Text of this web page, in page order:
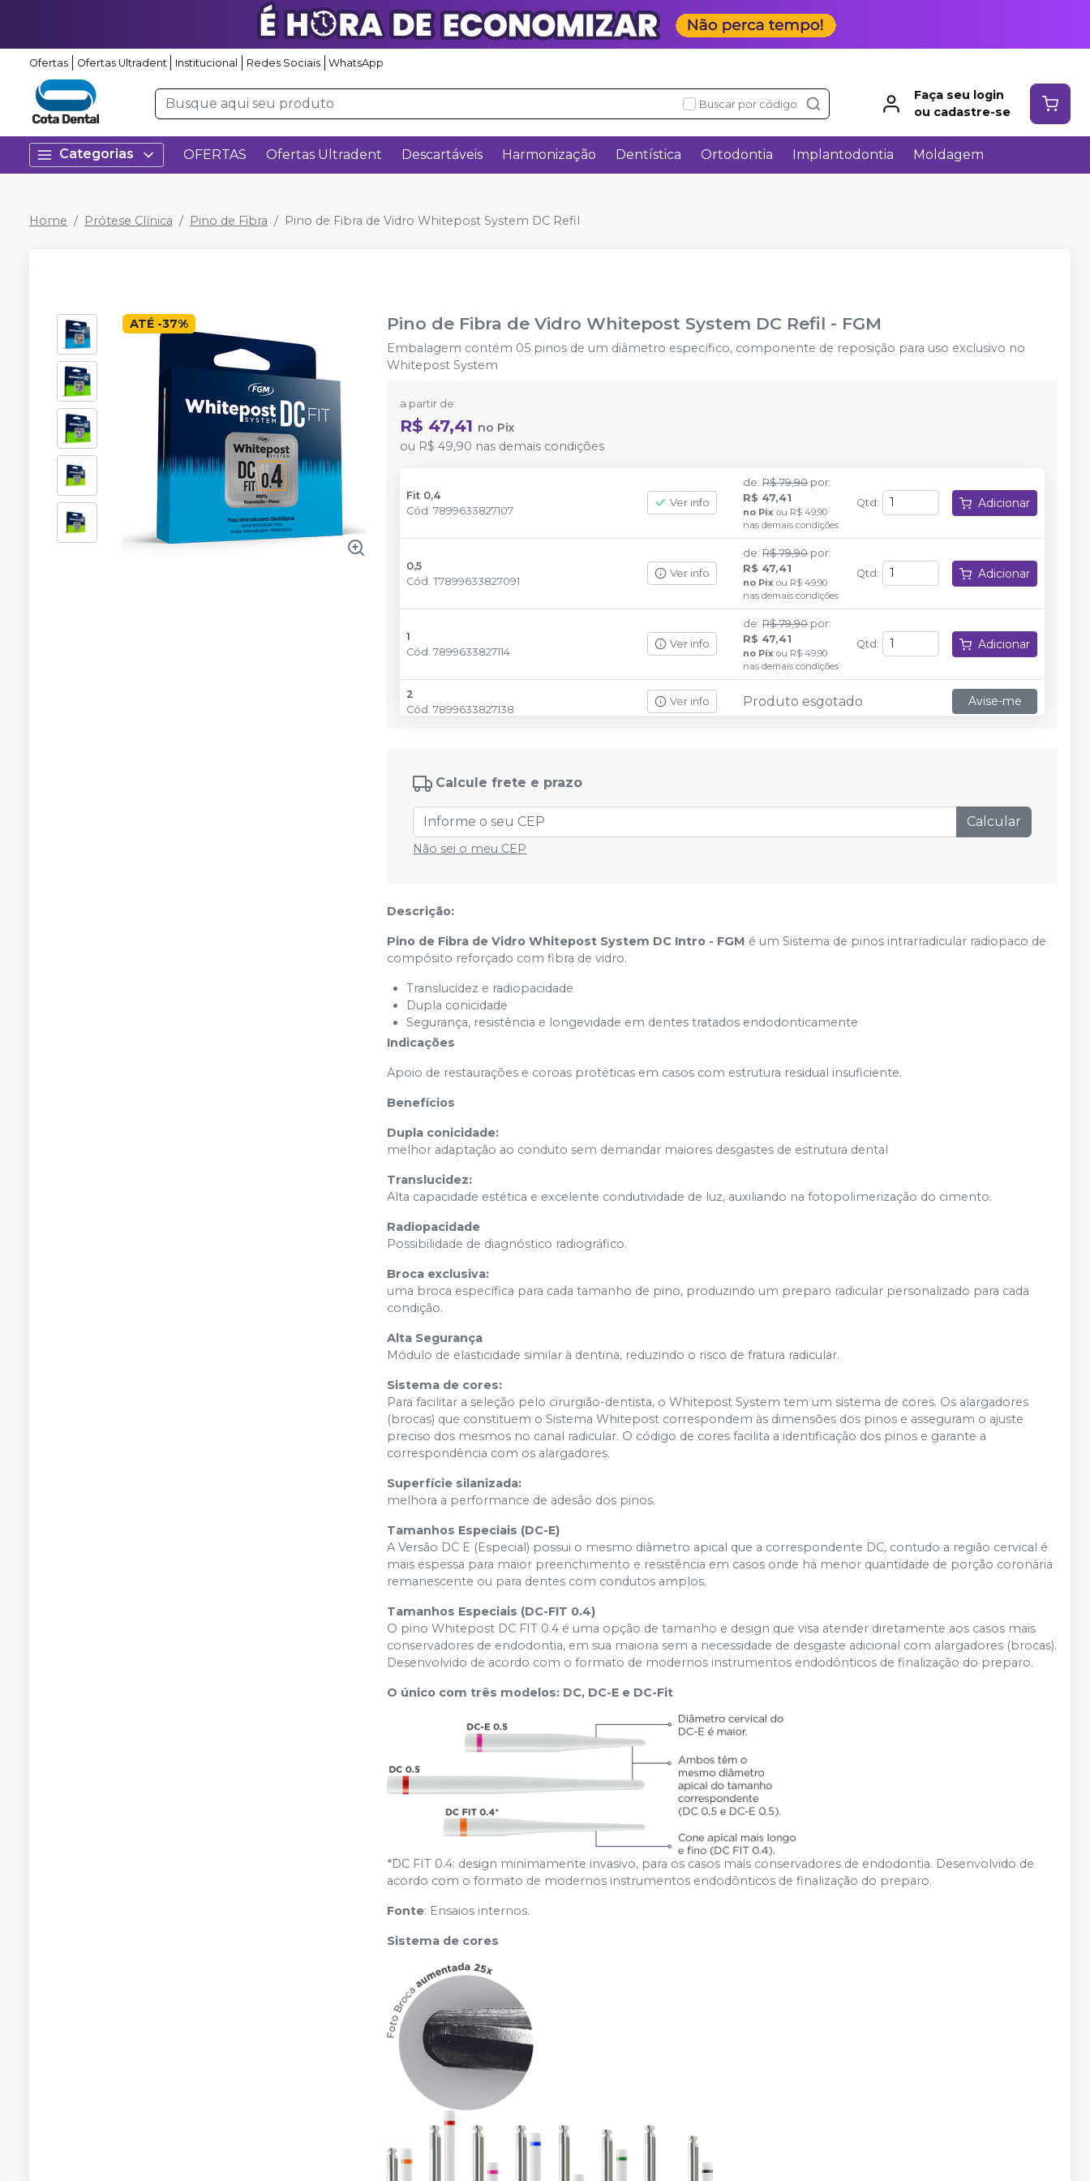
Ofertas Ofertas Ultradent Institucional Redes Sociais WhatsApp
Buscar por código
Faça seu login
ou cadastre-se
Categorias OFERTAS Ofertas Ultradent Descartáveis Harmonização Dentística Ortodontia Implantodontia Moldagem
Home Prótese Clínica Pino de Fibra Pino de Fibra de Vidro Whitepost System DC Refil
ATÉ -37% Pino de Fibra de Vidro Whitepost System DC Refil - FGM
Embalagem contém 05 pinos de um diâmetro específico, componente de reposição para uso exclusivo no
Whitepost System
a partir de:
R$ 47,41 no Pix
ou R$ 49,90 nas demais condições
Fit 0,4
Cód.7899633827107
Ver info
de: R$ 79,90 por:
R$ 47,41
no Pix ou R$ 49,90
nas demais condições
Qtd : Adicionar
0,5
Cód.T7899633827091
Ver info
de: R$ 79,90 por:
R$ 47,41
no Pix ou R$ 49,90
nas demais condições
Qtd : Adicionar
1
Cód.7899633827114
Ver info
de: R$ 79,90 por:
R$ 47,41
no Pix ou R$ 49,90
nas demais condições
Qtd : Adicionar
2
Cód.7899633827138
Ver info Produto esgotado Avise-me
Calcule frete e prazo
Calcular
Não sei o meu CEP
Descrição:
Pino de Fibra de Vidro Whitepost System DC Intro - FGM é um Sistema de pinos intrarradicular radiopaco de
compósito reforçado com fibra de vidro.
Translucidez e radiopacidade
Dupla conicidade
Segurança, resistência e longevidade em dentes tratados endodonticamente
Indicações
Apoio de restaurações e coroas protéticas em casos com estrutura residual insuficiente.
Benefícios
Dupla conicidade:
melhor adaptação ao conduto sem demandar maiores desgastes de estrutura dental
Translucidez:
Alta capacidade estética e excelente condutividade de luz, auxiliando na fotopolimerização do cimento.
Radiopacidade
Possibilidade de diagnóstico radiográfico.
Broca exclusiva:
uma broca específica para cada tamanho de pino, produzindo um preparo radicular personalizado para cada
condição.
Alta Segurança
Módulo de elasticidade similar à dentina, reduzindo o risco de fratura radicular.
Sistema de cores:
Para facilitar a seleção pelo cirurgião-dentista, o Whitepost System tem um sistema de cores. Os alargadores
(brocas) que constituem o Sistema Whitepost correspondem às dimensões dos pinos e asseguram o ajuste
preciso dos mesmos no canal radicular. O código de cores facilita a identificação dos pinos e garante a
correspondência com os alargadores.
Superfície silanizada:
melhora a performance de adesão dos pinos.
Tamanhos Especiais (DC-E)
A Versão DC E (Especial) possui o mesmo diâmetro apical que a correspondente DC, contudo a região cervical é
mais espessa para maior preenchimento e resistência em casos onde há menor quantidade de porção coronária
remanescente ou para dentes com condutos amplos.
Tamanhos Especiais (DC-FIT 0.4)
O pino Whitepost DC FIT 0.4 é uma opção de tamanho e design que visa atender diretamente aos casos mais
conservadores de endodontia, em sua maioria sem a necessidade de desgaste adicional com alargadores (brocas).
Desenvolvido de acordo com o formato de modernos instrumentos endodônticos de finalização do preparo.
O único com três modelos: DC, DC-E e DC-Fit
*DC FIT 0.4: design minimamente invasivo, para os casos mais conservadores de endodontia. Desenvolvido de
acordo com o formato de modernos instrumentos endodônticos de finalização do preparo.
Fonte: Ensaios internos.
Sistema de cores